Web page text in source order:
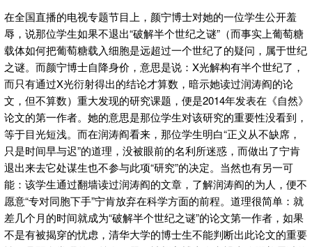
在全国直播的电视专题节目上，颜宁博士对她的一位学生公开羞
辱，说那位学生如果不退出“破解半个世纪之谜”（而事实上葡萄糖
载体如何把葡萄糖载入细胞是远超过一个世纪了的疑问，属于世纪
之谜。而颜宁博士自降身价，意思是说：X光解构有半个世纪了，
而只有通过X光衍射得出的结论才算数，暗示她读过润涛阎的论
文，但不算数）重大发现的研究课题，便是2014年发表在《自然》
论文的第一作者。她的意思是那位学生对该研究的重要性没看到，
等于目光短浅。而在润涛阎看来，那位学生明白“正义从不缺席，
只是时间早与迟”的道理，没被眼前的名利所迷惑，而做出了宁肯
退出来去它处谋生也不参与此项“研究”的决定。当然也有另一可
能：该学生通过翻墙读过润涛阎的文章，了解润涛阎的为人，便不
愿意“专对同胞下手”宁肯放弃在科学方面的前程。道理很简单：就
差几个月的时间就成为“破解半个世纪之谜”的论文第一作者，如果
不是有被揭穿的忧虑，清华大学的博士生不能判断出此论文的重要